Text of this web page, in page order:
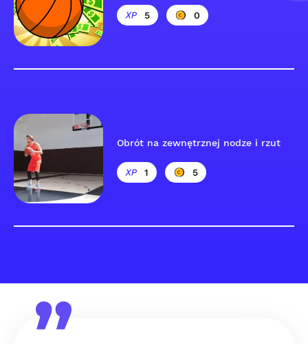
5 0
Obrót na zewnętrznej nodze i rzut
1 5